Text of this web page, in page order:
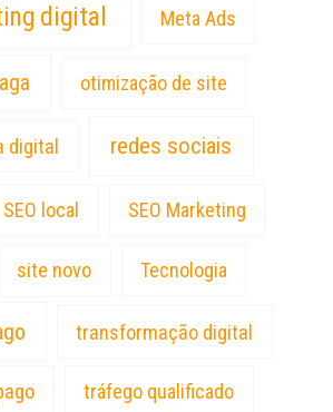
digital Meta Ads
otimização de site
digital redes sociais
SEO local SEO Marketing
site novo Tecnologia
transformação digital
tráfego qualificado